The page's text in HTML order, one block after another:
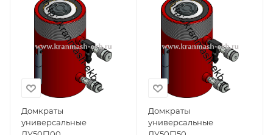
Домкраты
универсальные
Домкраты
универсальные